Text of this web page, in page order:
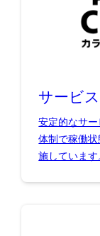
サービ
安定的なサー
体制で稼働
施しています